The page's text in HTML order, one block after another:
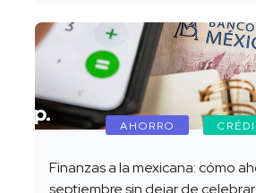
AHORRO
Finanzas a la mexicana: cómo
septiembre sin dejar de celebrar